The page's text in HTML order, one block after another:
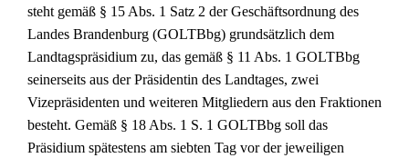
steht gemäß § 15 Abs. 1 Satz 2 der Geschäftsordnung des
Landes Brandenburg (GOLTBbg) grundsätzlich dem
Landtagspräsidium zu, das gemäß § 11 Abs. 1 GOLTBbg
seinerseits aus der Präsidentin des Landtages, zwei
Vizepräsidenten und weiteren Mitgliedern aus den Fraktionen
besteht. Gemäß § 18 Abs. 1 S. 1 GOLTBbg soll das
Präsidium spätestens am siebten Tag vor der jeweiligen